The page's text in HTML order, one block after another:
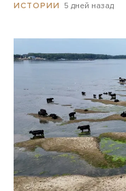
ИСТОРИИ 5 дней назад